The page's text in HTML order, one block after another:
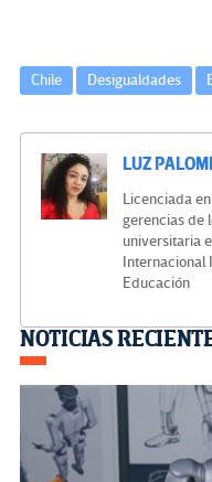
Chile Desigualdades
LUZ
Licenciada
gerencias de
universitaria
Internacional
Educación
Navegación
de
entradas
NOTICIAS